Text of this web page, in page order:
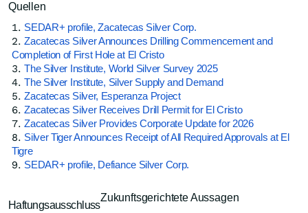
Quellen
SEDAR+ profile, Zacatecas Silver Corp.
Zacatecas Silver Announces Drilling Commencement and
Completion of First Hole at El Cristo
The Silver Institute, World Silver Survey 2025
The Silver Institute, Silver Supply and Demand
Zacatecas Silver, Esperanza Project
Zacatecas Silver Receives Drill Permit for El Cristo
Zacatecas Silver Provides Corporate Update for 2026
Silver Tiger Announces Receipt of All Required Approvals at El
Tigre
SEDAR+ profile, Defiance Silver Corp.
Haftungsausschluss
Zukunftsgerichtete Aussagen